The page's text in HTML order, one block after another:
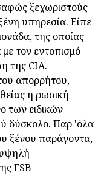
ξεχωριστούς
υπηρεσία. Είπε
της οποίας
τον εντοπισμό
της CIA.
απορρήτου,
η ρωσική
των ειδικών
δύσκολο. Παρ 'όλα
ξένου παράγοντα,
FSB